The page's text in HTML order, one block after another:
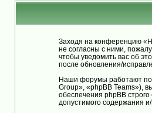
Заходя на конференцию
не согласны с ними,
чтобы уведомить вас об
после обновления/
Наши форумы работают
Group», «phpBB Teams»),
обеспечения phpBB
допустимого содержания